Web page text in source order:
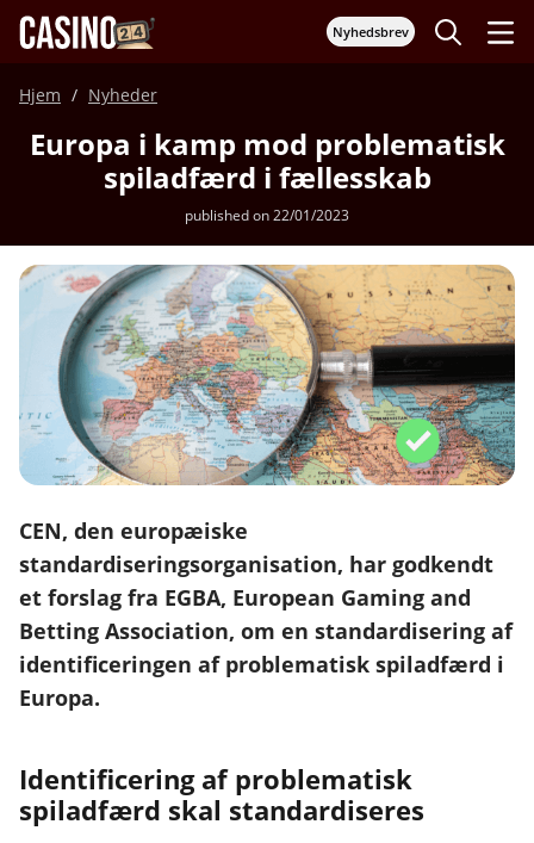
Nyhedsbrev
Hjem Nyheder
Europa i kamp mod problematisk
spiladfærd i fællesskab
published on 22/01/2023
CEN, den europæiske
standardiseringsorganisation, har godkendt
et forslag fra EGBA, European Gaming and
Betting Association, om en standardisering af
identificeringen af problematisk spiladfærd i
Europa.
Identificering af problematisk
spiladfærd skal standardiseres